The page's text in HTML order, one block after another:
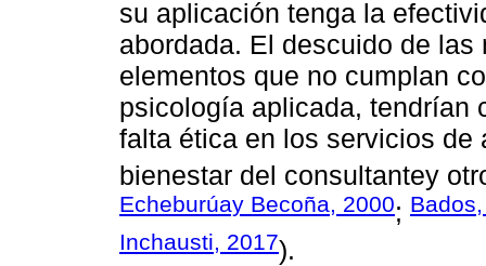
su aplicación tenga la
abordada. El descuido de
elementos que no cumplan
psicología aplicada, tendrían
falta ética en los servicios de
bienestar del consultantey
Echeburúay Becoña, 2000;
Inchausti, 2017).